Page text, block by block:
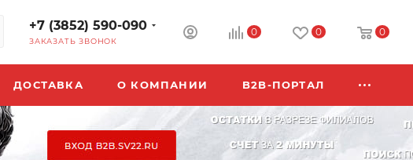
+7 (3852) 590-090
ЗАКАЗАТЬ ЗВОНОК
0 0 0
ДОСТАВКА О КОМПАНИИ B2B-ПОРТАЛ